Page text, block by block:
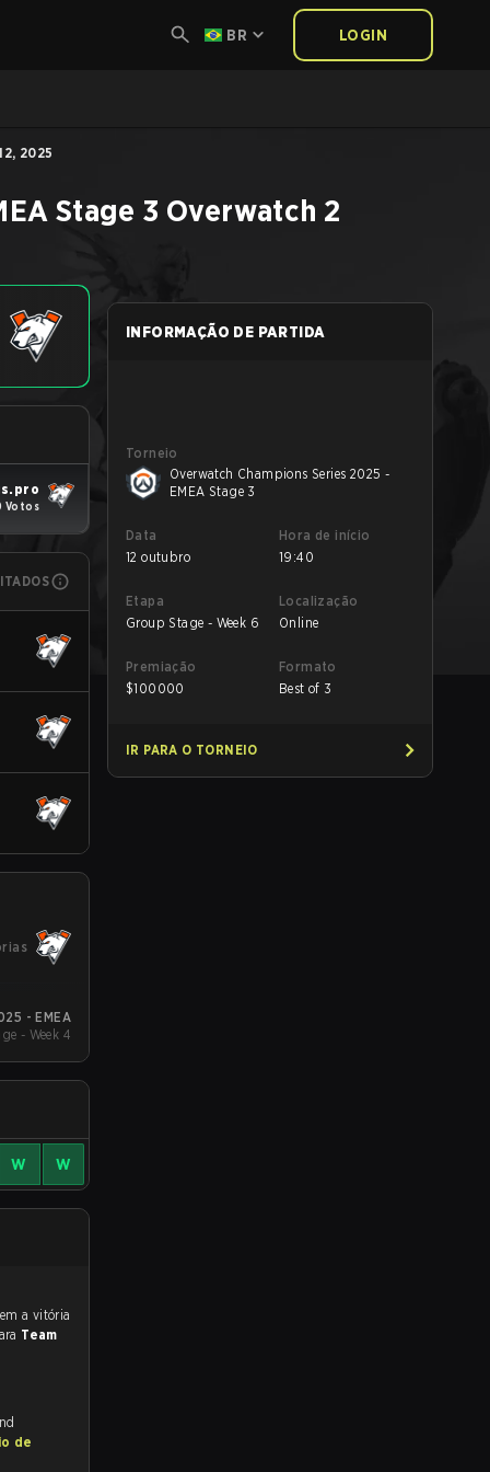
BR LOGIN
2025
Stage 3 Overwatch 2
Votos
- EMEA
- Week 4
W W
Team
de
INFORMAÇÃO DE PARTIDA
Torneio
Overwatch Champions Series 2025 -
EMEA Stage 3
Data
12 outubro
Hora de início
19:40
Etapa
Group Stage - Week 6
Localização
Online
Premiação
$100000
Formato
Best of 3
IR PARA O TORNEIO